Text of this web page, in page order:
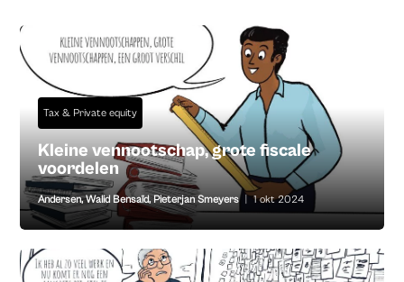
Tax & Private equity
Kleine vennootschap, grote fiscale
voordelen
Andersen,Walid Bensaïd,Pieterjan Smeyers 1 okt 2024